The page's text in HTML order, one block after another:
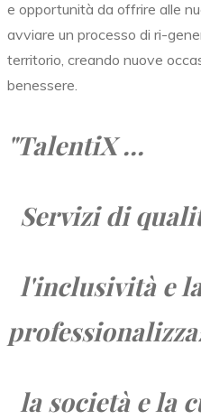
e opportunità da offrire alle
avviare un processo di ri-
territorio, creando nuove
benessere.
"TalentiX ...
Servizi di
l'inclusività e
la società ela